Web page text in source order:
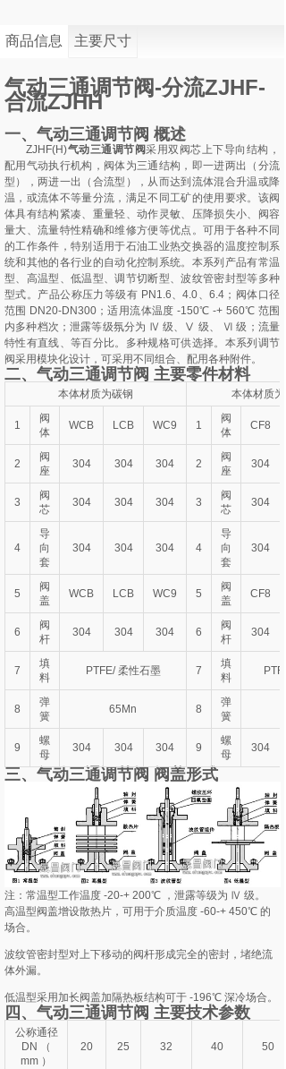
商品信息 主要尺寸
气动三通调节阀-分流ZJHF-
合流ZJHH
一、气动三通调节阀 概述
ZJHF(H)气动三通调节阀采用双阀芯上下导向结构，
配用气动执行机构，阀体为三通结构，即一进两出（分流
型），两进一出（合流型），从而达到流体混合升温或降
温，或流体不等量分流，满足不同工矿的使用要求。该阀
体具有结构紧凑、重量轻、动作灵敏、压降损失小、阀容
量大、流量特性精确和维修方便等优点。可用于各种不同
的工作条件，特别适用于石油工业热交换器的温度控制系
统和其他的各行业的自动化控制系统。本系列产品有常温
型、高温型、低温型、调节切断型、波纹管密封型等多种
型式。产品公称压力等级有 PN1.6、4.0、6.4；阀体口径
范围 DN20-DN300；适用流体温度 -150℃ -+ 560℃ 范围
内多种档次；泄露等级氛分为 Ⅳ 级、Ⅴ 级、 Ⅵ 级；流量
特性有直线、等百分比。多种规格可供选择。本系列调节
阀采用模块化设计，可采用不同组合、配用各种附件。
二、气动三通调节阀 主要零件材料
本体材质为碳钢 本体材质为
1
阀
体
WCB LCB WC9 1
阀
体
CF8
2
阀
座
304 304 304 2
阀
座
304
3
阀
芯
304 304 304 3
阀
芯
304
4
导
向
套
304 304 304 4
导
向
套
304
5
阀
盖
WCB LCB WC9 5
阀
盖
CF8
6
阀
杆
304 304 304 6
阀
杆
304
7
填
料
PTFE/ 柔性石墨 7
填
料
8
弹
簧
65Mn 8
弹
簧
9
螺
母
304 304 304 9
螺
母
304
三、气动三通调节阀 阀盖形式
注：常温型工作温度 -20-+ 200℃ ，泄露等级为 Ⅳ 级。
高温型阀盖增设散热片，可用于介质温度 -60-+ 450℃ 的
场合。
波纹管密封型对上下移动的阀杆形成完全的密封，堵绝流
体外漏。
低温型采用加长阀盖加隔热板结构可于 -196℃ 深冷场合。
四、气动三通调节阀 主要技术参数
公称通径
DN （
mm ）
20 25 32 40 50